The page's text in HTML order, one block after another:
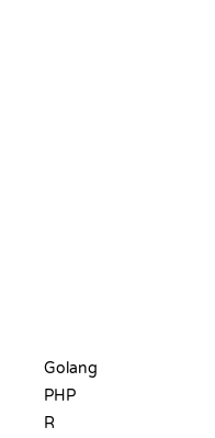
Golang
PHP
R